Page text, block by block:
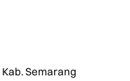
Semarang